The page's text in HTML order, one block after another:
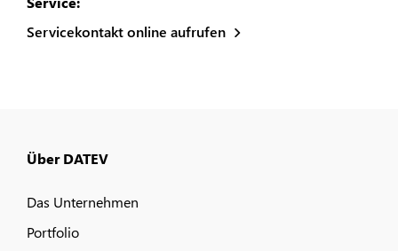
Servicekontakt online aufrufen
Über DATEV
Das Unternehmen
Portfolio